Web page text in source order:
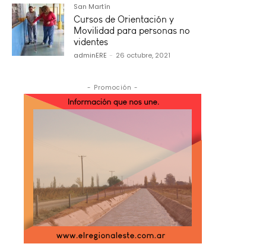
San Martín
Cursos de Orientación y
Movilidad para personas no
videntes
adminERE - 26 octubre, 2021
- Promoción -